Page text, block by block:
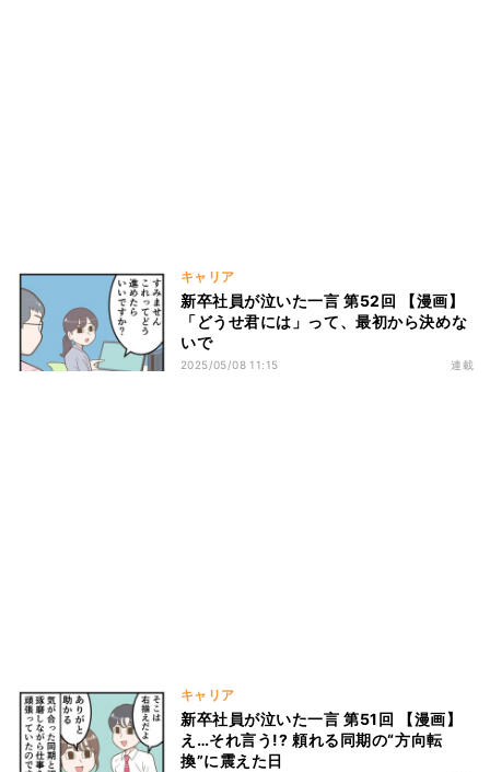
キャリア
新卒社員が泣いた一言 第52回 【漫画】
「どうせ君には」って、最初から決めな
いで
2025/05/08 11:15 連載
キャリア
新卒社員が泣いた一言 第51回 【漫画】
え…それ言う!? 頼れる同期の“方向転
換”に震えた日